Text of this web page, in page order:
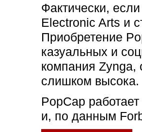
Фактически,
Electronic Arts и
Приобретение
казуальных и
компания Zynga,
слишком высока.
PopCap
и, по данным